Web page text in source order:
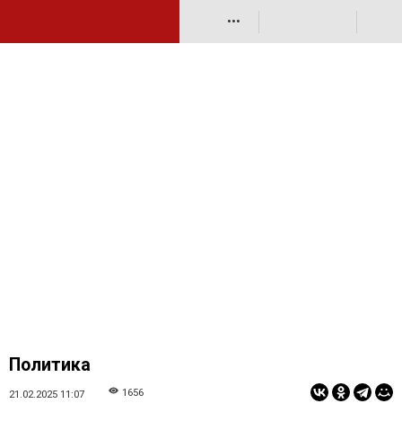
•••
Политика
21.02.2025 11:07 1656